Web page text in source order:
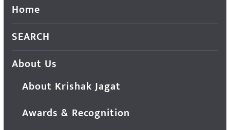
Home
SEARCH
About Us
About Krishak Jagat
Awards & Recognition